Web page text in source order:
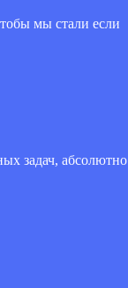
мы стали если
задач, абсолютно